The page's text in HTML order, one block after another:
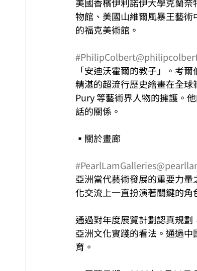
物館、美國山維爾風暴王藝
的福克美術館。
#PhilipColbert
「安迪沃霍爾的教子」。考
精湛的超流行歷史繪畫在全
Pury 等藝術界人物的擁護。
話的關係。
▪關於畫廊
#PearlLamGalleries
亞洲當代藝術發展的重要⼒
化交流上⼀直扮演著關鍵的⾓
通過對年度展覽計劃認真規
亞洲⽂化實踐的看法。通過
育。